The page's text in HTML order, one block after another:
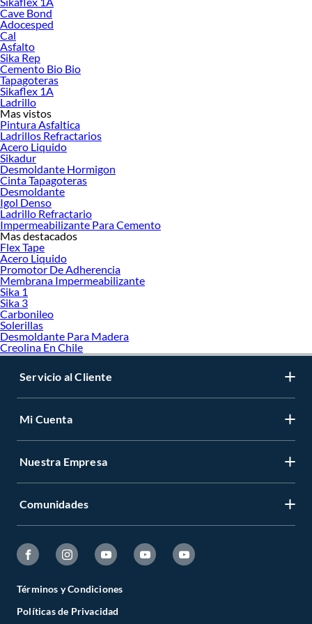
Pegatanke
Productos más buscados:
Adhesivos para Pisos
Adhesivos para Papel Mural
Adhesivos para Plásticos
Adhesivos para PVC
Cave Bond
Adocesped
Cal
Asfalto
Sika Rep
Cemento Bio Bio
Tapagoteras
Sikaflex 1A
Ladrillo
Mas vistos
Pintura Asfaltica
Ladrillos Refractarios
Acero Liquido
Sikadur
Desmoldante Hormigon
Cinta Tapagoteras
Desmoldante
Igol Denso
Ladrillo Refractario
Impermeabilizante Para Cemento
Mas destacados
Flex Tape
Acero Liquido
Promotor De Adherencia
Membrana Impermeabilizante
Sika 1
Sika 3
Carbonileo
Solerillas
Desmoldante Para Madera
Creolina En Chile
Servicio al Cliente
Mi Cuenta
Nuestra Empresa
Comunidades
Términos y Condiciones
Políticas de Privacidad